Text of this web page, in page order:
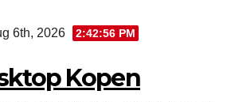
6th, 2026 2:42:57 PM
Kopen